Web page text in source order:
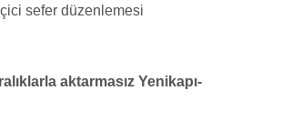
sefer düzenlemesi
aktarmasız Yenikapı-